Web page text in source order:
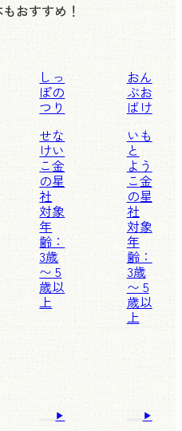
おすすめ！
しっ
ぽの
つり
せな
けい
こ金
の星
社
対象
年
齢：
3歳
〜 5
歳以
上
おん
ぶお
ばけ
いも
と
よう
こ金
の星
社
対象
年
齢：
3歳
〜 5
歳以
上